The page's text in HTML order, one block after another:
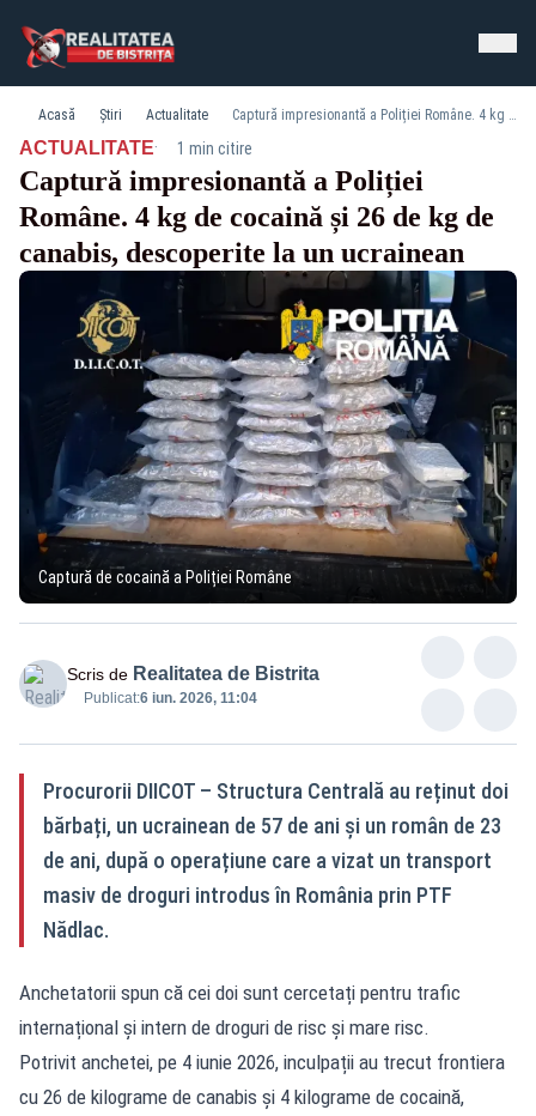
Acasă Știri Actualitate Captură impresionantă a Poliției Române. 4 kg de cocaină și 26 de kg de canabis, descoperite la un ucrainean
ACTUALITATE· 1 min citire
Captură impresionantă a Poliției
Române. 4 kg de cocaină și 26 de kg de
canabis, descoperite la un ucrainean
Captură de cocaină a Poliției Române
Scris de Realitatea de Bistrita
Publicat:6 iun. 2026, 11:04
Procurorii DIICOT – Structura Centrală au reținut doi
bărbați, un ucrainean de 57 de ani și un român de 23
de ani, după o operațiune care a vizat un transport
masiv de droguri introdus în România prin PTF
Nădlac.
Anchetatorii spun că cei doi sunt cercetați pentru trafic
internațional și intern de droguri de risc și mare risc.
Potrivit anchetei, pe 4 iunie 2026, inculpații au trecut frontiera
cu 26 de kilograme de canabis și 4 kilograme de cocaină,